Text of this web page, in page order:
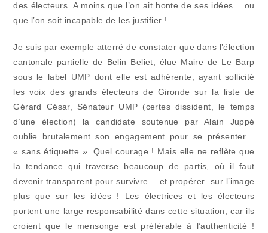
des électeurs. A moins que l’on ait honte de ses idées… ou
que l’on soit incapable de les justifier !
Je suis par exemple atterré de constater que dans l’élection
cantonale partielle de Belin Beliet, élue Maire de Le Barp
sous le label UMP dont elle est adhérente, ayant sollicité
les voix des grands électeurs de Gironde sur la liste de
Gérard César, Sénateur UMP (certes dissident, le temps
d’une élection) la candidate soutenue par Alain Juppé
oublie brutalement son engagement pour se présenter…
« sans étiquette ». Quel courage ! Mais elle ne reflète que
la tendance qui traverse beaucoup de partis, où il faut
devenir transparent pour survivre… et propérer sur l’image
plus que sur les idées ! Les électrices et les électeurs
portent une large responsabilité dans cette situation, car ils
croient que le mensonge est préférable à l’authenticité !